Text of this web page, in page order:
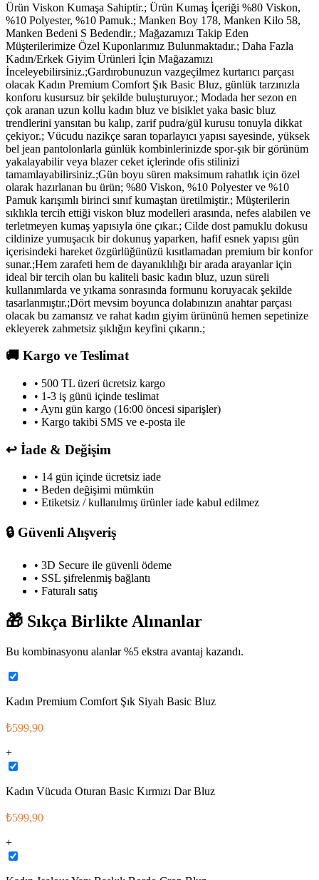
Ürün Viskon Kumaşa Sahiptir.; Ürün Kumaş İçeriği %80 Viskon,
%10 Polyester, %10 Pamuk.; Manken Boy 178, Manken Kilo 58,
Manken Bedeni S Bedendir.; Mağazamızı Takip Eden
Müşterilerimize Özel Kuponlarımız Bulunmaktadır.; Daha Fazla
Kadın/Erkek Giyim Ürünleri İçin Mağazamızı
İnceleyebilirsiniz.;Gardırobunuzun vazgeçilmez kurtarıcı parçası
olacak Kadın Premium Comfort Şık Basic Bluz, günlük tarzınızla
konforu kusursuz bir şekilde buluşturuyor.; Modada her sezon en
çok aranan uzun kollu kadın bluz ve bisiklet yaka basic bluz
trendlerini yansıtan bu kalıp, zarif pudra/gül kurusu tonuyla dikkat
çekiyor.; Vücudu nazikçe saran toparlayıcı yapısı sayesinde, yüksek
bel jean pantolonlarla günlük kombinlerinizde spor-şık bir görünüm
yakalayabilir veya blazer ceket içlerinde ofis stilinizi
tamamlayabilirsiniz.;Gün boyu süren maksimum rahatlık için özel
olarak hazırlanan bu ürün; %80 Viskon, %10 Polyester ve %10
Pamuk karışımlı birinci sınıf kumaştan üretilmiştir.; Müşterilerin
sıklıkla tercih ettiği viskon bluz modelleri arasında, nefes alabilen ve
terletmeyen kumaş yapısıyla öne çıkar.; Cilde dost pamuklu dokusu
cildinize yumuşacık bir dokunuş yaparken, hafif esnek yapısı gün
içerisindeki hareket özgürlüğünüzü kısıtlamadan premium bir konfor
sunar.;Hem zarafeti hem de dayanıklılığı bir arada arayanlar için
ideal bir tercih olan bu kaliteli basic kadın bluz, uzun süreli
kullanımlarda ve yıkama sonrasında formunu koruyacak şekilde
tasarlanmıştır.;Dört mevsim boyunca dolabınızın anahtar parçası
olacak bu zamansız ve rahat kadın giyim ürününü hemen sepetinize
ekleyerek zahmetsiz şıklığın keyfini çıkarın.;
🚚 Kargo ve Teslimat
• 500 TL üzeri ücretsiz kargo
• 1-3 iş günü içinde teslimat
• Aynı gün kargo (16:00 öncesi siparişler)
• Kargo takibi SMS ve e-posta ile
↩️ İade & Değişim
• 14 gün içinde ücretsiz iade
• Beden değişimi mümkün
• Etiketsiz / kullanılmış ürünler iade kabul edilmez
🔒 Güvenli Alışveriş
• 3D Secure ile güvenli ödeme
• SSL şifrelenmiş bağlantı
• Faturalı satış
🎁 Sıkça Birlikte Alınanlar
Bu kombinasyonu alanlar %5 ekstra avantaj kazandı.
Kadın Premium Comfort Şık Siyah Basic Bluz
₺599,90
+
Kadın Vücuda Oturan Basic Kırmızı Dar Bluz
₺599,90
+